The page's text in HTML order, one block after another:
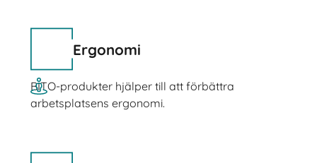
Ergonomi
BITO-produkter hjälper till att förbättra
arbetsplatsens ergonomi.